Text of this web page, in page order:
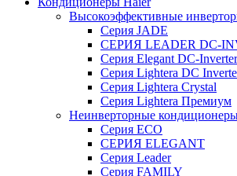
Высокоэффективные
Серия JADE
СЕРИЯ LEADER DC-
Серия Elegant DC-Inverter
Серия Lightera DC
Серия Lightera Crystal
Серия Lightera Премиум
Неинверторные
Серия ECO
СЕРИЯ ELEGANT
Серия Leader
Серия FAMILY